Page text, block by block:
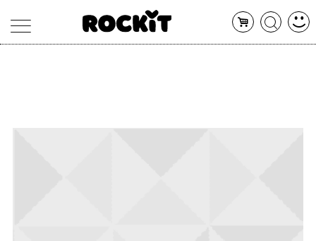
CONCERTI